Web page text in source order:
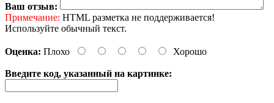
Ваш отзыв:
Примечание: HTML разметка не поддерживается!
Используйте обычный текст.
Оценка: Плохо Хорошо
Введите код, указанный на картинке: